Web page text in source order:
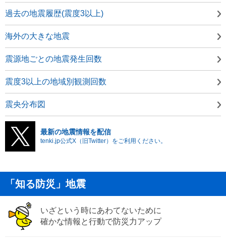
過去の地震履歴(震度3以上)
海外の大きな地震
震源地ごとの地震発生回数
震度3以上の地域別観測回数
震央分布図
最新の地震情報を配信
tenki.jp公式X（旧Twitter）をご利用ください。
「知る防災」地震
いざという時にあわてないために
確かな情報と行動で防災力アップ